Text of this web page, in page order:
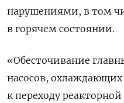
нарушениями, в том
в горячем состоянии.
«Обесточивание
насосов,
к переходу